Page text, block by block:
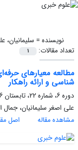
نویسنده = سلیمانیان،
تعداد مقالات:
1
مطالعه معیارهای
شناسی و ارائه راهکار
دوره 6، شماره 22، تابستان 1396، صفحه
علی اصغر سلیمانیان، جمال
مشاهده مقاله
اصل